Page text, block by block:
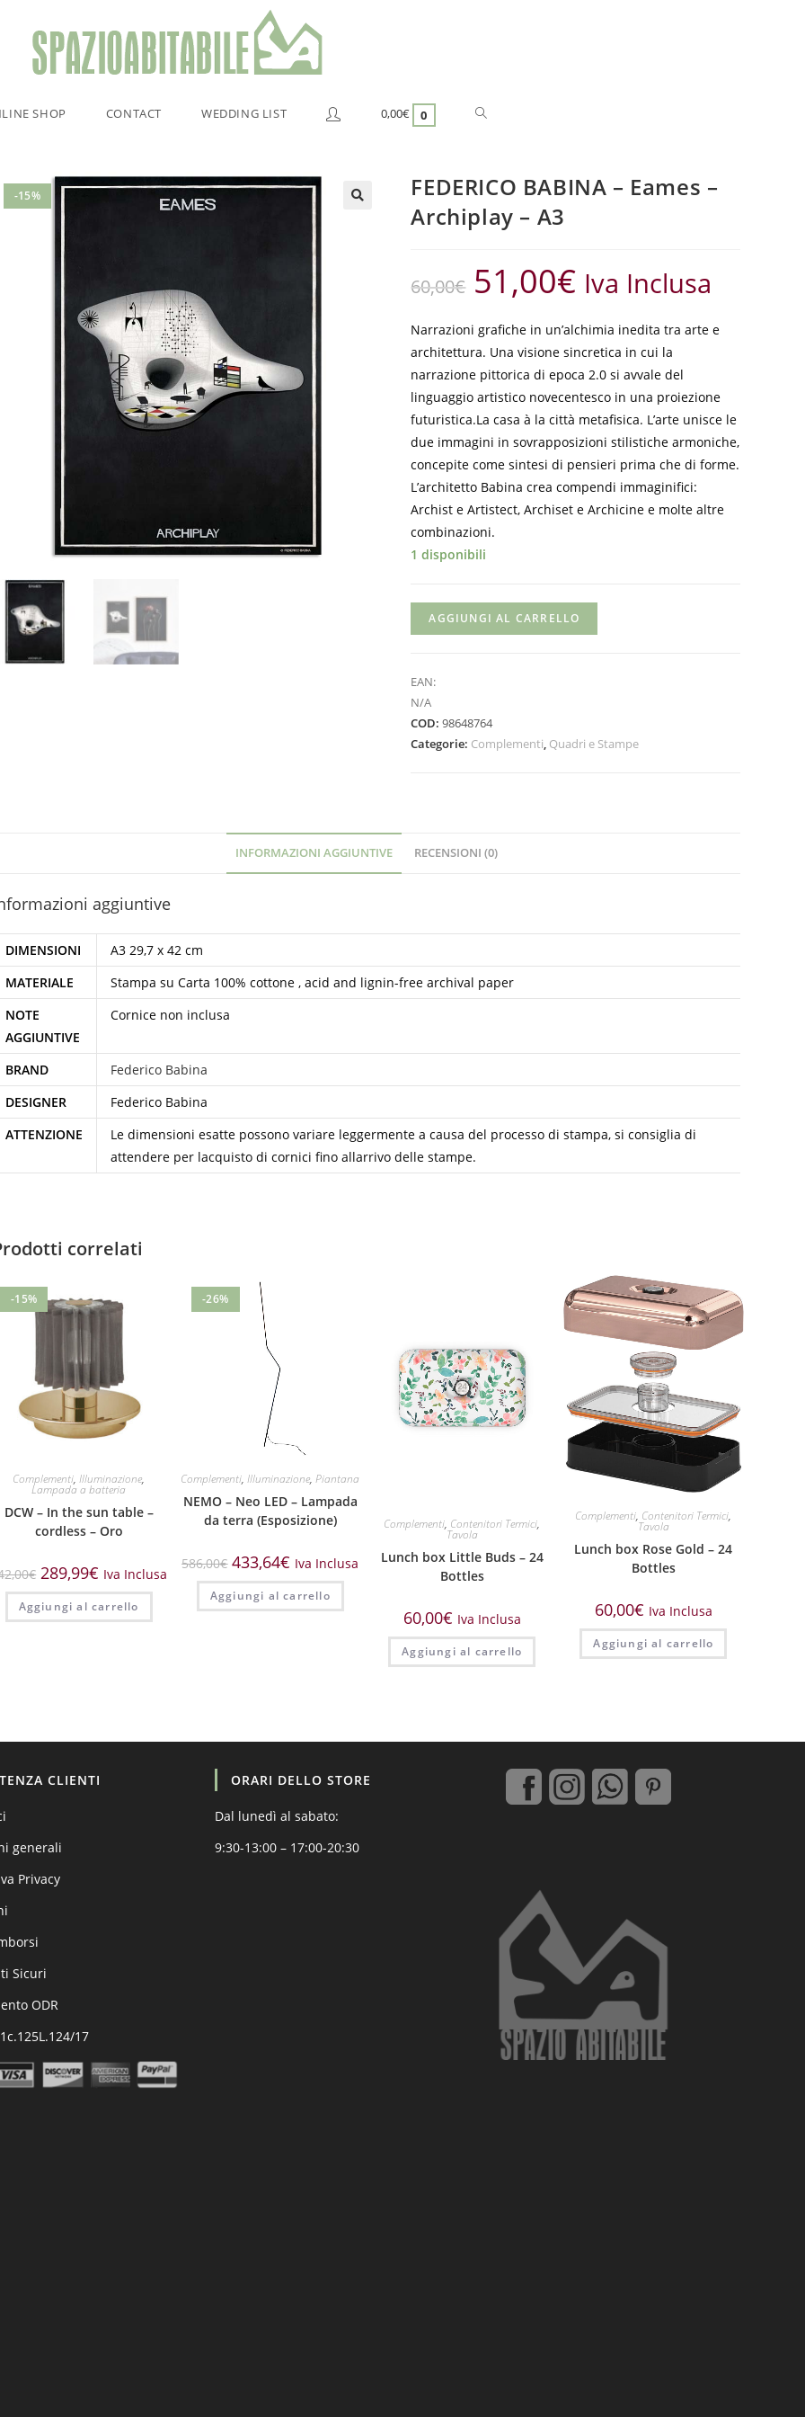
SHOP CONTACT WEDDING LIST 0,00€ 0
-15%
FEDERICO BABINA – Eames –
Archiplay – A3
60,00€ 51,00€ Iva Inclusa
Narrazioni grafiche in un’alchimia inedita tra arte e
architettura. Una visione sincretica in cui la
narrazione pittorica di epoca 2.0 si avvale del
linguaggio artistico novecentesco in una proiezione
futuristica.La casa à la città metafisica. L’arte unisce le
due immagini in sovrapposizioni stilistiche armoniche,
concepite come sintesi di pensieri prima che di forme.
L’architetto Babina crea compendi immaginifici:
Archist e Artistect, Archiset e Archicine e molte altre
combinazioni.
1 disponibili
AGGIUNGI AL CARRELLO
EAN:
N/A
COD:98648764
Categorie: Complementi, Quadri e Stampe
INFORMAZIONI AGGIUNTIVE RECENSIONI (0)
aggiuntive
DIMENSIONI
A3 29,7 x 42 cm
MATERIALE
Stampa su Carta 100% cottone , acid and lignin-free archival paper
NOTE
AGGIUNTIVE
Cornice non inclusa
BRAND
Federico Babina
DESIGNER
Federico Babina
ATTENZIONE
Le dimensioni esatte possono variare leggermente a causa del processo di stampa, si consiglia di
attendere per lacquisto di cornici fino allarrivo delle stampe.
correlati
-15%
Complementi,Illuminazione,
Lampada a batteria
DCW – In the sun table –
cordless – Oro
€ 289,99€ Iva Inclusa
Aggiungi al carrello
-26%
Complementi,Illuminazione,Piantana
NEMO – Neo LED – Lampada
da terra (Esposizione)
586,00€ 433,64€ Iva Inclusa
Aggiungi al carrello
Complementi, Contenitori Termici,
Tavola
Lunch box Little Buds – 24
Bottles
60,00€ Iva Inclusa
Aggiungi al carrello
Complementi, Contenitori Termici,
Tavola
Lunch box Rose Gold – 24
Bottles
60,00€ Iva Inclusa
Aggiungi al carrello
CLIENTI
generali
Privacy
Sicuri
ODR
17
ORARI DELLO STORE
Dal lunedì al sabato:
9:30-13:00 – 17:00-20:30